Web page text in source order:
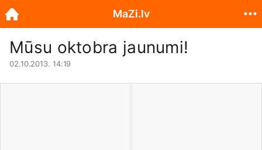
Mūsu oktobra jaunumi!
02.10.2013. 14:19
MaZi.lv